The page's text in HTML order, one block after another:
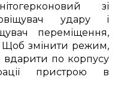
зі
удару і
переміщення,
Щоб змінити режим,
по корпусу
пристрою в